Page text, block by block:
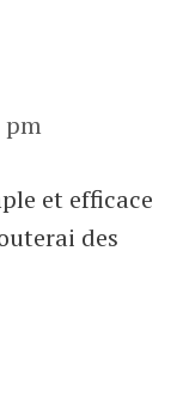
pm
et efficace
des